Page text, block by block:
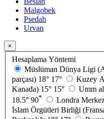
Malgobek
Psedah
Urvan
×
Hesaplama Yöntemi
Müslüman Dünya Ligi
parçası) 18° 17°
Kuzey
Kanada) 15° 15°
Umm
18.5° 90* Londra
İslam Örgütleri Birliği